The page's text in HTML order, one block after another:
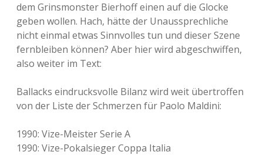
dem Grinsmonster Bierhoff einen auf die Glocke
geben wollen. Hach, hätte der Unaussprechliche
nicht einmal etwas Sinnvolles tun und dieser Szene
fernbleiben können? Aber hier wird abgeschwiffen,
also weiter im Text:
Ballacks eindrucksvolle Bilanz wird weit übertroffen
von der Liste der Schmerzen für Paolo Maldini:
1990: Vize-Meister Serie A
1990: Vize-Pokalsieger Coppa Italia